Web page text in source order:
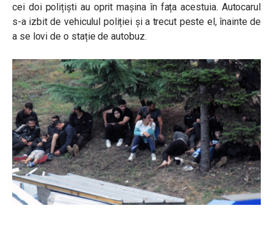
cei doi polițiști au oprit mașina în fața acestuia. Autocarul
s-a izbit de vehiculul poliției și a trecut peste el, înainte de
a se lovi de o stație de autobuz.